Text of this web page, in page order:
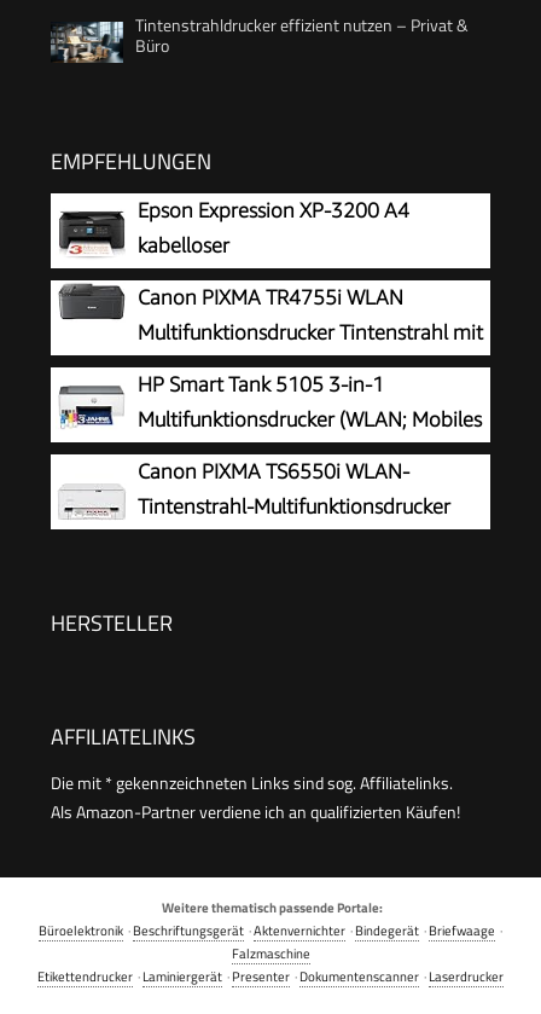
Tintenstrahldrucker effizient nutzen – Privat &
Büro
EMPFEHLUNGEN
Epson Expression XP-3200 A4
kabelloser
Multifunktionstintenstrahldrucker
Canon PIXMA TR4755i WLAN
Multifunktionsdrucker Tintenstrahl mit
Fax
HP Smart Tank 5105 3-in-1
Multifunktionsdrucker (WLAN; Mobiles
Drucken) – 3 Jahre Tinte inklusive, 3
Jahre Garantie, großer Tintentank, hohe
Reichweite, Drucken in hoher Qualität
Canon PIXMA TS6550i WLAN-
Tintenstrahl-Multifunktionsdrucker
HERSTELLER
AFFILIATELINKS
Die mit * gekennzeichneten Links sind sog. Affiliatelinks.
Als Amazon-Partner verdiene ich an qualifizierten Käufen!
Weitere thematisch passende Portale:
Büroelektronik ·Beschriftungsgerät ·Aktenvernichter ·Bindegerät ·Briefwaage ·
Falzmaschine
Etikettendrucker ·Laminiergerät ·Presenter ·Dokumentenscanner ·Laserdrucker